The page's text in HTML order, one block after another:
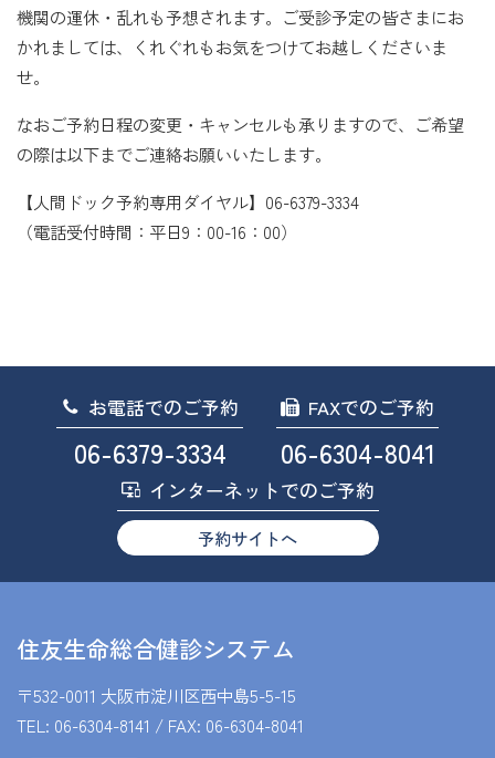
機関の運休・乱れも予想されます。ご受診予定の皆さまにお
かれましては、くれぐれもお気をつけてお越しくださいま
せ。
なおご予約日程の変更・キャンセルも承りますので、ご希望
の際は以下までご連絡お願いいたします。
【人間ドック予約専用ダイヤル】06-6379-3334
（電話受付時間：平日9：00-16：00）
お電話でのご予約
06-6379-3334
FAXでのご予約
06-6304-8041
インターネットでのご予約
予約サイトへ
住友生命総合健診システム
〒532-0011 大阪市淀川区西中島5-5-15
TEL: 06-6304-8141 / FAX: 06-6304-8041